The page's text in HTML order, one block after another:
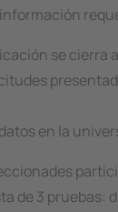
se cierra
en la
de 3